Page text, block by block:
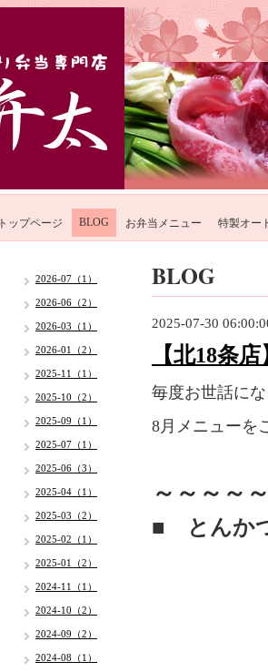
トップページ BLOG お弁当メニュー 特製オー
BLOG
2025-07-30
【北18条
毎度お世話に
8月メニューを
～～～～
■ とんか
2026-07（1）
2026-06（2）
2026-03（1）
2026-01（2）
2025-11（1）
2025-10（2）
2025-09（1）
2025-07（1）
2025-06（3）
2025-04（1）
2025-03（2）
2025-02（1）
2025-01（2）
2024-11（1）
2024-10（2）
2024-09（2）
2024-08（1）